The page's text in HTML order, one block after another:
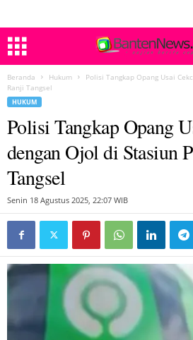
Beranda Hukum
Polisi Tangkap Opang Usai
Ranji Tangsel
HUKUM
Polisi Tangkap Opang
dengan Ojol di Stasiun
Tangsel
Senin 18 Agustus 2025, 22:07 WIB